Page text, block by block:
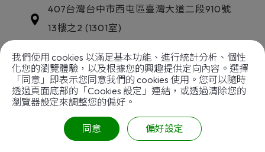
407台灣台中市西屯區臺灣大道二段910號
13樓之2 (1301室)
以善傳善 成就企業典範
地圖. All rights reserved.
我們使用 cookies 以滿足基本功能、進行統計分析、個性
化您的瀏覽體驗，以及根據您的興趣提供定向內容。選擇
「同意」即表示您同意我們的 cookies 使用。您可以隨時
透過頁面底部的「Cookies 設定」連結，或透過清除您的
瀏覽器設定來調整您的偏好。
同意 偏好設定